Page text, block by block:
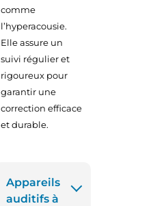
comme
l’hyperacousie.
Elle assure un
suivi régulier et
rigoureux pour
garantir une
correction efficace
et durable.
Appareils
auditifs à